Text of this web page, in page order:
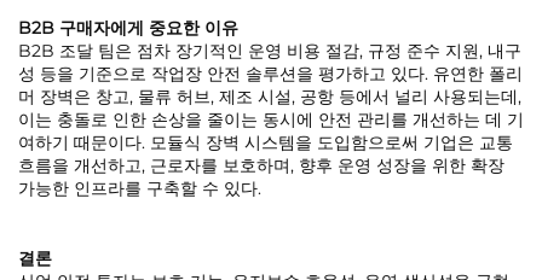
B2B 구매자에게 중요한 이유
B2B 조달 팀은 점차 장기적인 운영 비용 절감, 규정 준수 지원, 내구
성 등을 기준으로 작업장 안전 솔루션을 평가하고 있다. 유연한 폴리
머 장벽은 창고, 물류 허브, 제조 시설, 공항 등에서 널리 사용되는데,
이는 충돌로 인한 손상을 줄이는 동시에 안전 관리를 개선하는 데 기
여하기 때문이다. 모듈식 장벽 시스템을 도입함으로써 기업은 교통
흐름을 개선하고, 근로자를 보호하며, 향후 운영 성장을 위한 확장
가능한 인프라를 구축할 수 있다.
결론